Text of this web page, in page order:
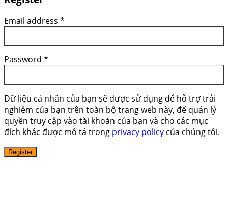
Email address *
Password *
Dữ liệu cá nhân của bạn sẽ được sử dụng để hỗ trợ trải
nghiệm của bạn trên toàn bộ trang web này, để quản lý
quyền truy cập vào tài khoản của bạn và cho các mục
đích khác được mô tả trong privacy policy của chúng tôi.
Register